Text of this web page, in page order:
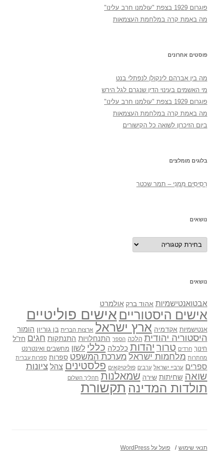
פוגרום 1929 בצפת "עולמנו חרב עלינו"
מה באמת קרה במלחמת העצמאות
פוסטים אחרונים
מה בין אברהם לינקולן לנפתלי בנט
מי האשמים בעינוי הדין שנגרם לגל הירש
פוגרום 1929 בצפת "עולמנו חרב עלינו"
מה באמת קרה במלחמת העצמאות
ביום הזיכרון לשואה כל הקישורים
בלוגים מומלצים
רְסִיסִים מִמֶנִי – תמר שכטר
נושאים
נושאים
נושאים
אבטואנטישמיות אהוד ברק אולמרט
אישים היסטוריים אישים פוליטיים
אנטישמיות אקדמיה ארץ ישראל ארצות הברית בן גוריון הומור
היסטוריה יהודית הלכה הספר התנחלויות התנתקות חגים חז"ל
חינוך חרדים טרור יהדות כלכלה כללי לשון מחשבים ואינטרנט
מחתרות מלחמות ישראל מערכת המשפט ספרות ספרות עברית
ספרים ערביי ישראל ערבים פוליטיקאים פלסטינים צהל ציונות
שואה שחיתות שירה שמאלנות תהליך השלום
תולדות המדינה תקשורת
תנאי שימוש פועל על WordPress